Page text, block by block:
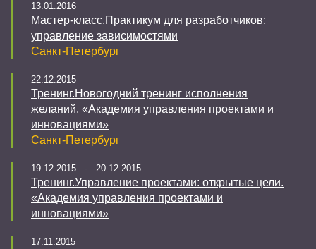
13.01.2016
Мастер-класс.Практикум для разработчиков:
управление зависимостями
Санкт-Петербург
22.12.2015
Тренинг.Новогодний тренинг исполнения
желаний. «Академия управления проектами и
инновациями»
Санкт-Петербург
19.12.2015 - 20.12.2015
Тренинг.Управление проектами: открытые цели.
«Академия управления проектами и
инновациями»
17.11.2015